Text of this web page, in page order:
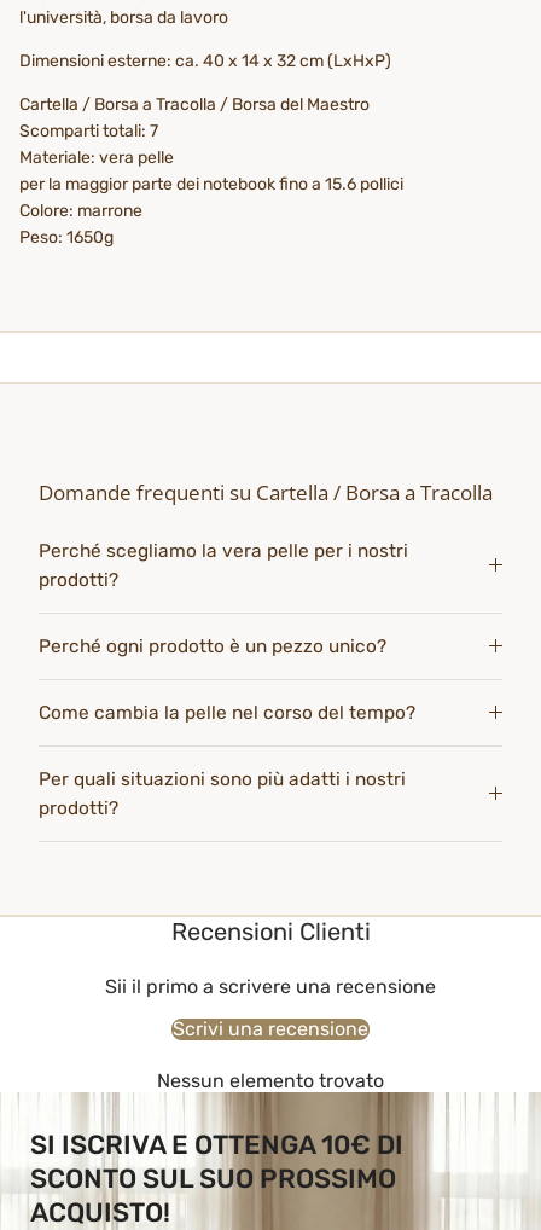
l'università, borsa da lavoro
Dimensioni esterne: ca. 40 x 14 x 32 cm (LxHxP)
Cartella / Borsa a Tracolla / Borsa del Maestro
Scomparti totali: 7
Materiale: vera pelle
per la maggior parte dei notebook fino a 15.6 pollici
Colore: marrone
Peso: 1650g
Domande frequenti su Cartella / Borsa a Tracolla
Perché scegliamo la vera pelle per i nostri
prodotti?
Perché ogni prodotto è un pezzo unico?
Come cambia la pelle nel corso del tempo?
Per quali situazioni sono più adatti i nostri
prodotti?
Recensioni Clienti
Sii il primo a scrivere una recensione
Scrivi una recensione
Nessun elemento trovato
SI ISCRIVA E OTTENGA 10€ DI
SCONTO SUL SUO PROSSIMO
ACQUISTO!